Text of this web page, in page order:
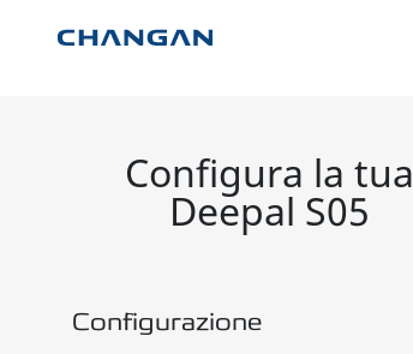
Configura la tua
Deepal S05
Configurazione